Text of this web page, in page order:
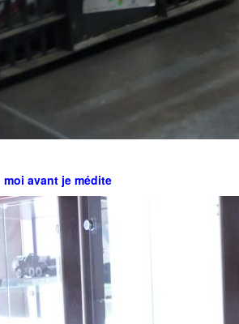
moi avant je médite